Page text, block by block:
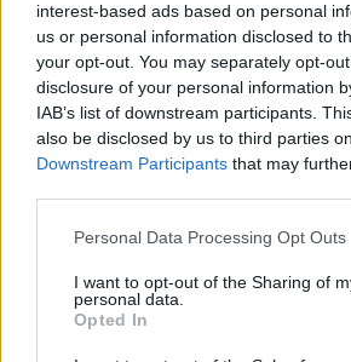
interest-based ads based on personal
us or personal information disclosed to
your opt-out. You may separately opt-
disclosure of your personal information
IAB’s list of downstream participants.
also be disclosed by us to third parties
Downstream Participants that may
Please note that this website/app uses
not limited to your visit or usage
grant or deny consent to Google and its
use your data for below specified
Personal Data Processing Opt Outs
I want to opt-out of the Sharing of
personal data.
Opted In
A hagyományokhoz ragaszkodni
épp a Föld másik végén
pontosan Costa Ricában,
nehezebb tájékozódni és
működik a wifi - azért
akkor a lista a 2012-es Main…
Michelin-csillagos hírek
világevő•2012. március 13.